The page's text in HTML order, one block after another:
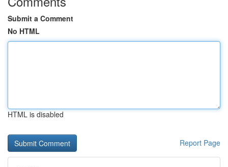
Submit a Comment
No HTML
HTML is disabled
Report Page